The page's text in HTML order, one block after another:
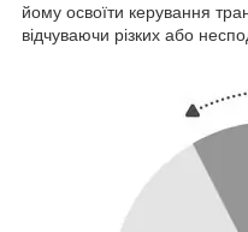
йому освоїти керування
відчуваючи різких або